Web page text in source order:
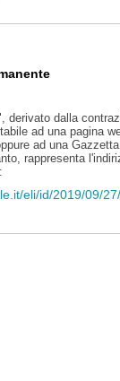
derivato dalla
ad una pagina
ad una
rappresenta
eli/id/2019/09/